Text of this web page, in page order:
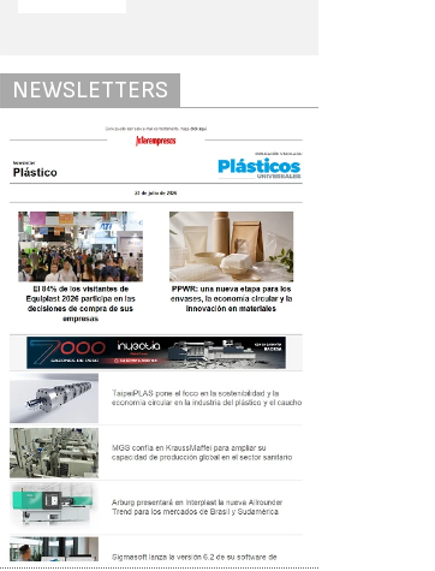
NEWSLETTERS